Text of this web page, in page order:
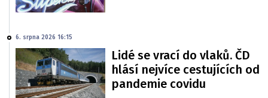
6. srpna 2026 16:15
Lidé se vrací do vlaků. ČD
hlásí nejvíce cestujících od
pandemie covidu